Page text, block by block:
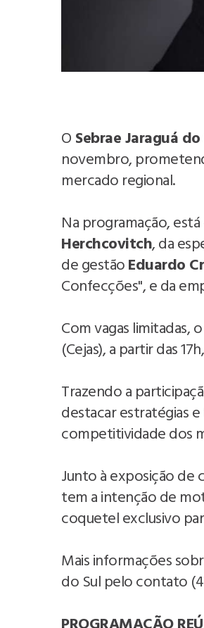
O Sebrae Jaraguá do
novembro,
mercado regional.
Na programação,
Herchcovitch, da
de gestãoEduardo
Confecções", e da
Com vagas limitadas,
(Cejas), a partir das
Trazendo a
destacar estratégias
competitividade dos
Junto à exposição de
tem a intenção de
coquetel exclusivo
Mais informações
do Sul pelo contato